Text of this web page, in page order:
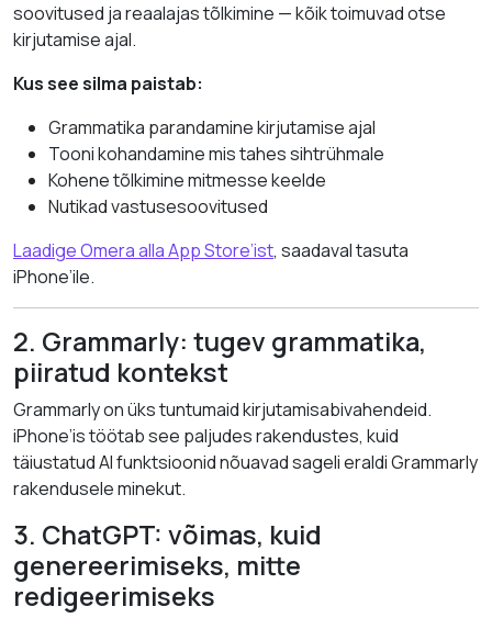
soovitused ja reaalajas tõlkimine — kõik toimuvad otse
kirjutamise ajal.
Kus see silma paistab:
Grammatika parandamine kirjutamise ajal
Tooni kohandamine mis tahes sihtrühmale
Kohene tõlkimine mitmesse keelde
Nutikad vastusesoovitused
Laadige Omera alla App Store’ist, saadaval tasuta
iPhone’ile.
2. Grammarly: tugev grammatika,
piiratud kontekst
Grammarly on üks tuntumaid kirjutamisabivahendeid.
iPhone’is töötab see paljudes rakendustes, kuid
täiustatud AI funktsioonid nõuavad sageli eraldi Grammarly
rakendusele minekut.
3. ChatGPT: võimas, kuid
genereerimiseks, mitte
redigeerimiseks